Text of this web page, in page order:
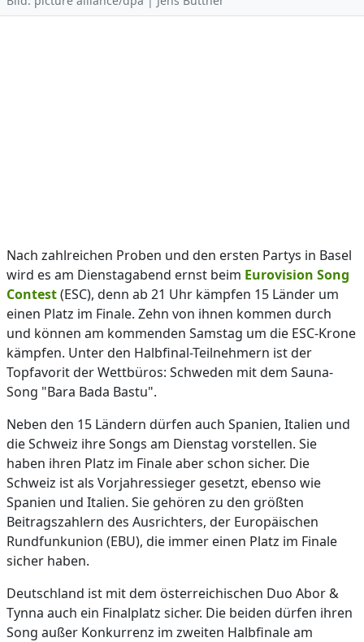
Nach zahlreichen Proben und den ersten Partys in Basel
wird es am Dienstagabend ernst beim Eurovision Song
Contest(ESC), denn ab 21 Uhr kämpfen 15 Länder um
einen Platz im Finale. Zehn von ihnen kommen durch
und können am kommenden Samstag um die ESC-Krone
kämpfen. Unter den Halbfinal-Teilnehmern ist der
Topfavorit der Wettbüros: Schweden mit dem Sauna-
Song "Bara Bada Bastu".
Neben den 15 Ländern dürfen auch Spanien, Italien und
die Schweiz ihre Songs am Dienstag vorstellen. Sie
haben ihren Platz im Finale aber schon sicher. Die
Schweiz ist als Vorjahressieger gesetzt, ebenso wie
Spanien und Italien. Sie gehören zu den größten
Beitragszahlern des Ausrichters, der Europäischen
Rundfunkunion (EBU), die immer einen Platz im Finale
sicher haben.
Deutschland ist mit dem österreichischen Duo Abor &
Tynna auch ein Finalplatz sicher. Die beiden dürfen ihren
Song außer Konkurrenz im zweiten Halbfinale am